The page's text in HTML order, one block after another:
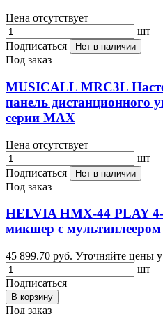
Цена отсутствует
шт
Подписаться
Нет в наличии
Под заказ
MUSICALL MRC3L
панель дистанционного
серии МАХ
Цена отсутствует
шт
Подписаться
Нет в наличии
Под заказ
HELVIA HMX-44 PLAY
микшер с мультиплеером
45 899.70 руб. Уточняйте цены
шт
Подписаться
В корзину
Под заказ